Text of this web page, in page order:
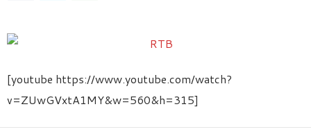
[youtube https://www.youtube.com/watch?
v=ZUwGVxtA1MY&w=560&h=315]